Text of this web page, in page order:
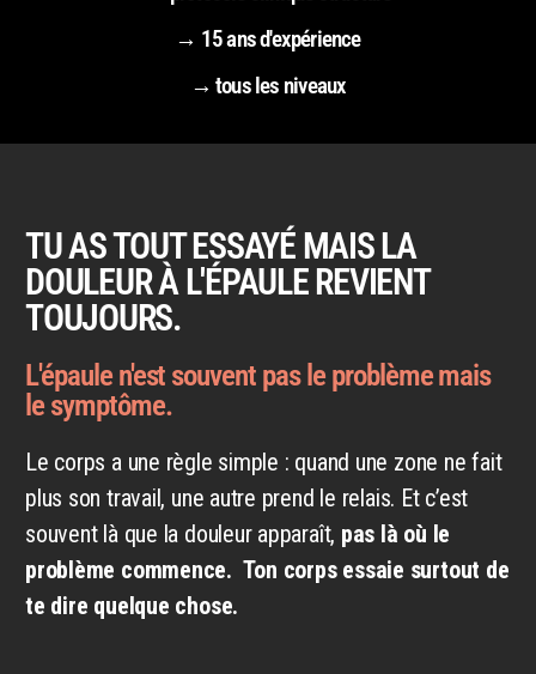
→ 15 ans d'expérience
→ tous les niveaux
TU AS TOUT ESSAYÉ MAIS LA
DOULEUR À L'ÉPAULE REVIENT
TOUJOURS.
L'épaule n'est souvent pas le problème mais
le symptôme.
Le corps a une règle simple : quand une zone ne fait
plus son travail, une autre prend le relais. Et c’est
souvent là que la douleur apparaît, pas là où le
problème commence. Ton corps essaie surtout de
te dire quelque chose.